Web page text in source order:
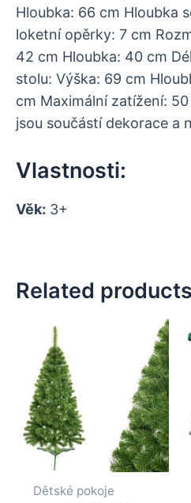
Hloubka: 66 cm Hloubka
loketní opěrky: 7 cm
42 cm Hloubka: 40 cm
stolu: Výška: 69 cm
cm Maximální zatížení:
jsou součástí dekorace a
Vlastnosti:
Věk: 3+
Related products
Dětské pokoje